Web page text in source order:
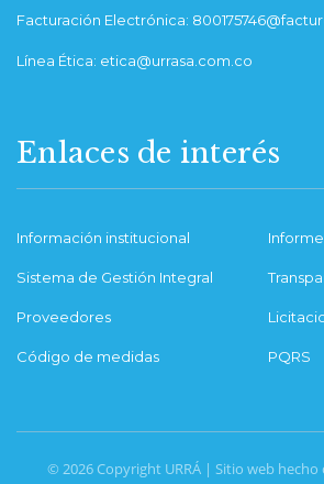
Facturación Electrónica:
Línea Ética: etica@urrasa.com.co
Enlaces de interés
Información institucional
Sistema de Gestión Integral
Proveedores
Código de medidas PQRS
© 2026 Copyright URRÁ | Sitio web hecho